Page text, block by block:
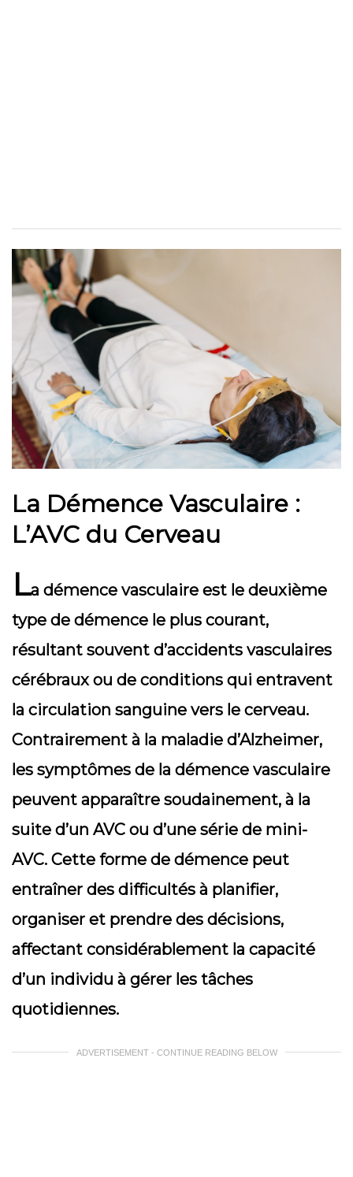
La Démence Vasculaire :
L’AVC du Cerveau
La démence vasculaire est le deuxième
type de démence le plus courant,
résultant souvent d’accidents vasculaires
cérébraux ou de conditions qui entravent
la circulation sanguine vers le cerveau.
Contrairement à la maladie d’Alzheimer,
les symptômes de la démence vasculaire
peuvent apparaître soudainement, à la
suite d’un AVC ou d’une série de mini-
AVC. Cette forme de démence peut
entraîner des difficultés à planifier,
organiser et prendre des décisions,
affectant considérablement la capacité
d’un individu à gérer les tâches
quotidiennes.
ADVERTISEMENT - CONTINUE READING BELOW